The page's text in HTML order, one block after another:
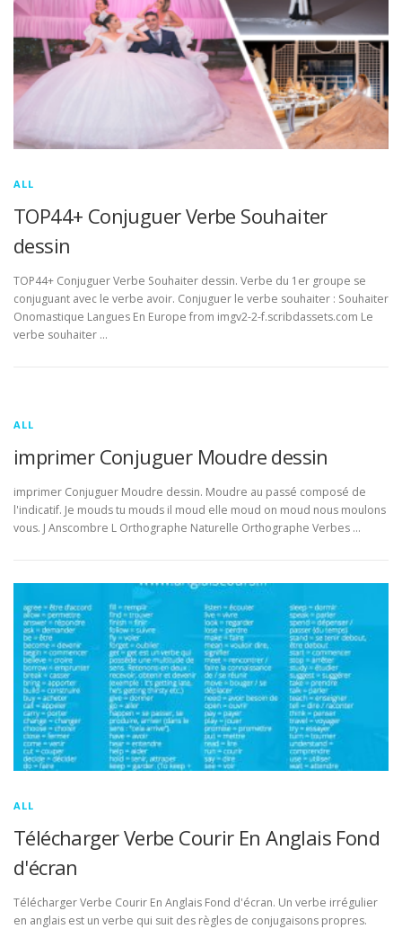
ALL
TOP44+ Conjuguer Verbe Souhaiter
dessin
TOP44+ Conjuguer Verbe Souhaiter dessin. Verbe du 1er groupe se
conjuguant avec le verbe avoir. Conjuguer le verbe souhaiter : Souhaiter
Onomastique Langues En Europe from imgv2-2-f.scribdassets.com Le
verbe souhaiter …
ALL
imprimer Conjuguer Moudre dessin
imprimer Conjuguer Moudre dessin. Moudre au passé composé de
l'indicatif. Je mouds tu mouds il moud elle moud on moud nous moulons
vous. J Anscombre L Orthographe Naturelle Orthographe Verbes …
ALL
Télécharger Verbe Courir En Anglais Fond
d'écran
Télécharger Verbe Courir En Anglais Fond d'écran. Un verbe irrégulier
en anglais est un verbe qui suit des règles de conjugaisons propres.